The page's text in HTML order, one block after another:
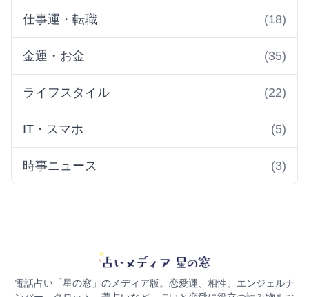
仕事運・転職 (18)
金運・お金 (35)
ライフスタイル (22)
IT・スマホ (5)
時事ニュース (3)
電話占い「星の窓」のメディア版。恋愛運、相性、エンジェルナ